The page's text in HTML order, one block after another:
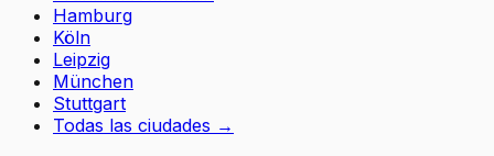
Hamburg
Köln
Leipzig
München
Stuttgart
Todas las ciudades →